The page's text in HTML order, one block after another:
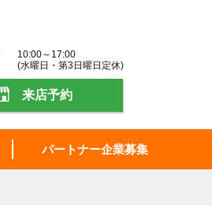
10:00～17:00
(水曜日・第3日曜日定休)
来店予約
パートナー企業募集